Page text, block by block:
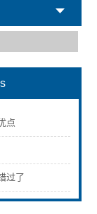
点
过了